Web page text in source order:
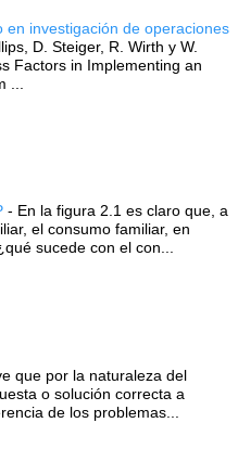
investigación de operaciones
D. Steiger, R. Wirth y W.
Factors in Implementing an
...
- En la figura 2.1 es claro que, a
el consumo familiar, en
sucede con el con...
que por la naturaleza del
o solución correcta a
de los problemas...